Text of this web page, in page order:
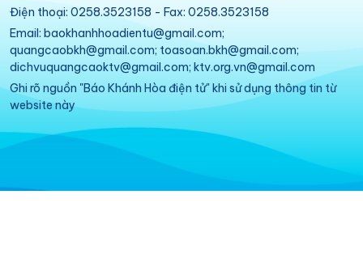
Điện thoại: 0258.3523158 - Fax: 0258.3523158
Email: baokhanhhoadientu@gmail.com;
quangcaobkh@gmail.com; toasoan.bkh@gmail.com;
dichvuquangcaoktv@gmail.com; ktv.org.vn@gmail.com
Ghi rõ nguồn "Báo Khánh Hòa điện tử" khi sử dụng thông tin từ
website này